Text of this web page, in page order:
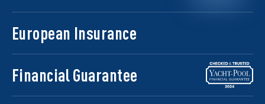
European Insurance
Financial Guarantee